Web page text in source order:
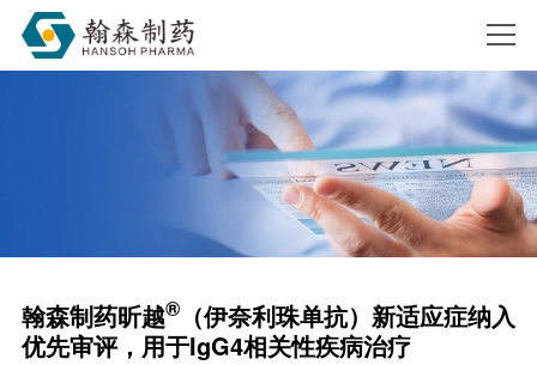
翰森制药昕越®（伊奈利珠单抗）新适应症纳入
优先审评，用于IgG4相关性疾病治疗